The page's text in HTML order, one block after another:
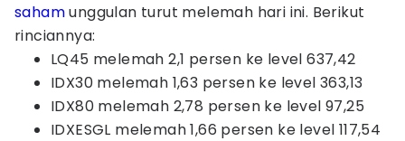
sahamunggulan turut melemah hari ini. Berikut
rinciannya:
LQ45 melemah 2,1 persen ke level 637,42
IDX30 melemah 1,63 persen ke level 363,13
IDX80 melemah 2,78 persen ke level 97,25
IDXESGL melemah 1,66 persen ke level 117,54